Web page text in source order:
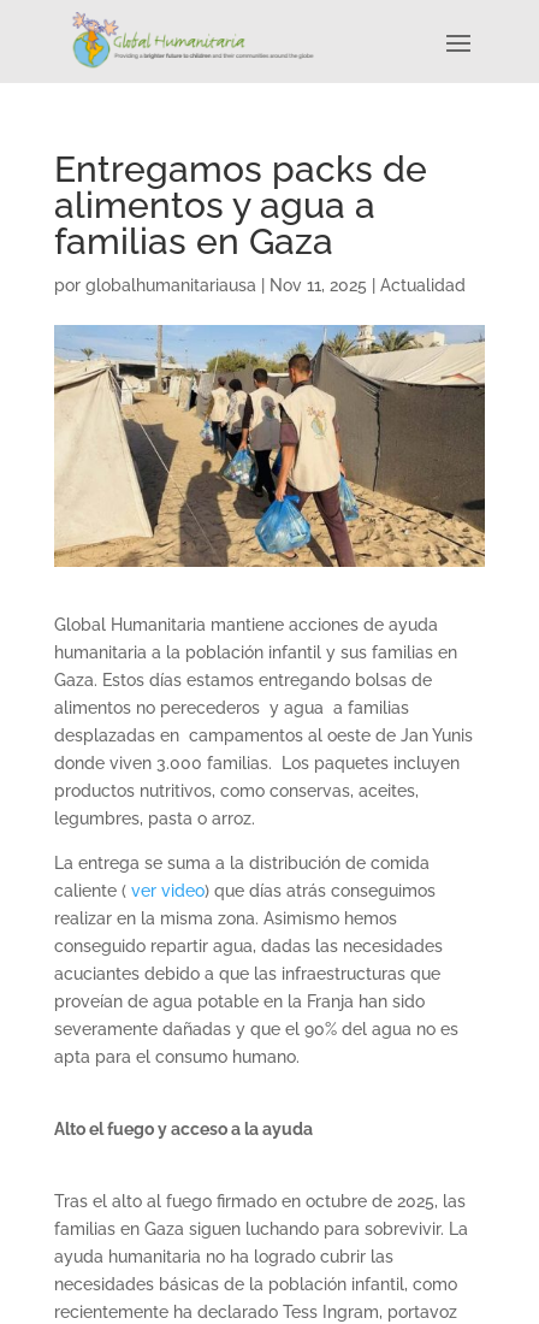
Entregamos packs de
alimentos y agua a
familias en Gaza
por globalhumanitariausa Nov 11, 2025 Actualidad
Global Humanitaria mantiene acciones de ayuda
humanitaria a la población infantil y sus familias en
Gaza. Estos días estamos entregando bolsas de
alimentos no perecederos y agua a familias
desplazadas en campamentos al oeste de Jan Yunis
donde viven 3.000 familias. Los paquetes incluyen
productos nutritivos, como conservas, aceites,
legumbres, pasta o arroz.
La entrega se suma a la distribución de comida
caliente ( ver video) que días atrás conseguimos
realizar en la misma zona. Asimismo hemos
conseguido repartir agua, dadas las necesidades
acuciantes debido a que las infraestructuras que
proveían de agua potable en la Franja han sido
severamente dañadas y que el 90% del agua no es
apta para el consumo humano.
Alto el fuego y acceso a la ayuda
Tras el alto al fuego firmado en octubre de 2025, las
familias en Gaza siguen luchando para sobrevivir. La
ayuda humanitaria no ha logrado cubrir las
necesidades básicas de la población infantil, como
recientemente ha declarado Tess Ingram, portavoz